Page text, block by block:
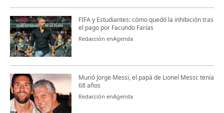
FIFA y Estudiantes: cómo quedó la inhibición tras
el pago por Facundo Farías
Redacción enAgenda
Murió Jorge Messi, el papá de Lionel Messi: tenía
68 años
Redacción enAgenda